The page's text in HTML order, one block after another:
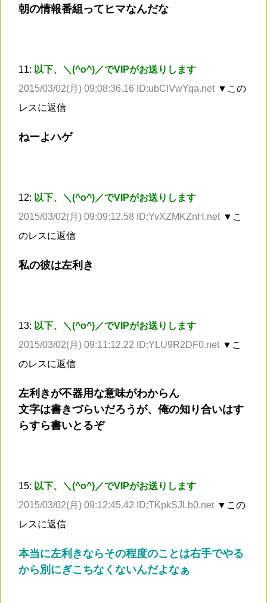
朝の情報番組ってヒマなんだな
11: 以下、＼(^o^)／でVIPがお送りします
2015/03/02(月) 09:08:36.16 ID:ubClVwYqa.net ▼この
レスに返信
ねーよハゲ
12: 以下、＼(^o^)／でVIPがお送りします
2015/03/02(月) 09:09:12.58 ID:YvXZMKZnH.net ▼こ
のレスに返信
私の彼は左利き
13: 以下、＼(^o^)／でVIPがお送りします
2015/03/02(月) 09:11:12.22 ID:YLU9R2DF0.net ▼こ
のレスに返信
左利きが不器用な意味がわからん
文字は書きづらいだろうが、俺の知り合いはす
らすら書いとるぞ
15: 以下、＼(^o^)／でVIPがお送りします
2015/03/02(月) 09:12:45.42 ID:TKpkSJLb0.net ▼この
レスに返信
本当に左利きならその程度のことは右手でやる
から別にぎこちなくないんだよなぁ